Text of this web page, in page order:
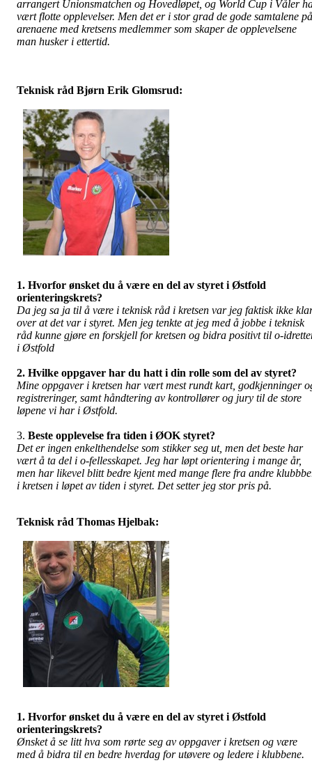
arrangert Unionsmatchen og Hovedløpet, og World Cup i Våler
vært flotte opplevelser. Men det er i stor grad de gode samtalene på
arenaene med kretsens medlemmer som skaper de opplevelsene
man husker i ettertid.
Teknisk råd Bjørn Erik Glomsrud:
1. Hvorfor ønsket du å være en del av styret i Østfold
orienteringskrets?
Da jeg sa ja til å være i teknisk råd i kretsen var jeg faktisk ikke
over at det var i styret. Men jeg tenkte at jeg med å jobbe i teknisk
råd kunne gjøre en forskjell for kretsen og bidra positivt til o-
i Østfold
2. Hvilke oppgaver har du hatt i din rolle som del av styret?
Mine oppgaver i kretsen har vært mest rundt kart, godkjenninger
registreringer, samt håndtering av kontrollører og jury til de store
løpene vi har i Østfold.
3. Beste opplevelse fra tiden i ØOK styret?
Det er ingen enkelthendelse som stikker seg ut, men det beste har
vært å ta del i o-fellesskapet. Jeg har løpt orientering i mange år,
men har likevel blitt bedre kjent med mange flere fra andre
i kretsen i løpet av tiden i styret. Det setter jeg stor pris på.
Teknisk råd Thomas Hjelbak:
1. Hvorfor ønsket du å være en del av styret i Østfold
orienteringskrets?
Ønsket å se litt hva som rørte seg av oppgaver i kretsen og være
med å bidra til en bedre hverdag for utøvere og ledere i klubbene.